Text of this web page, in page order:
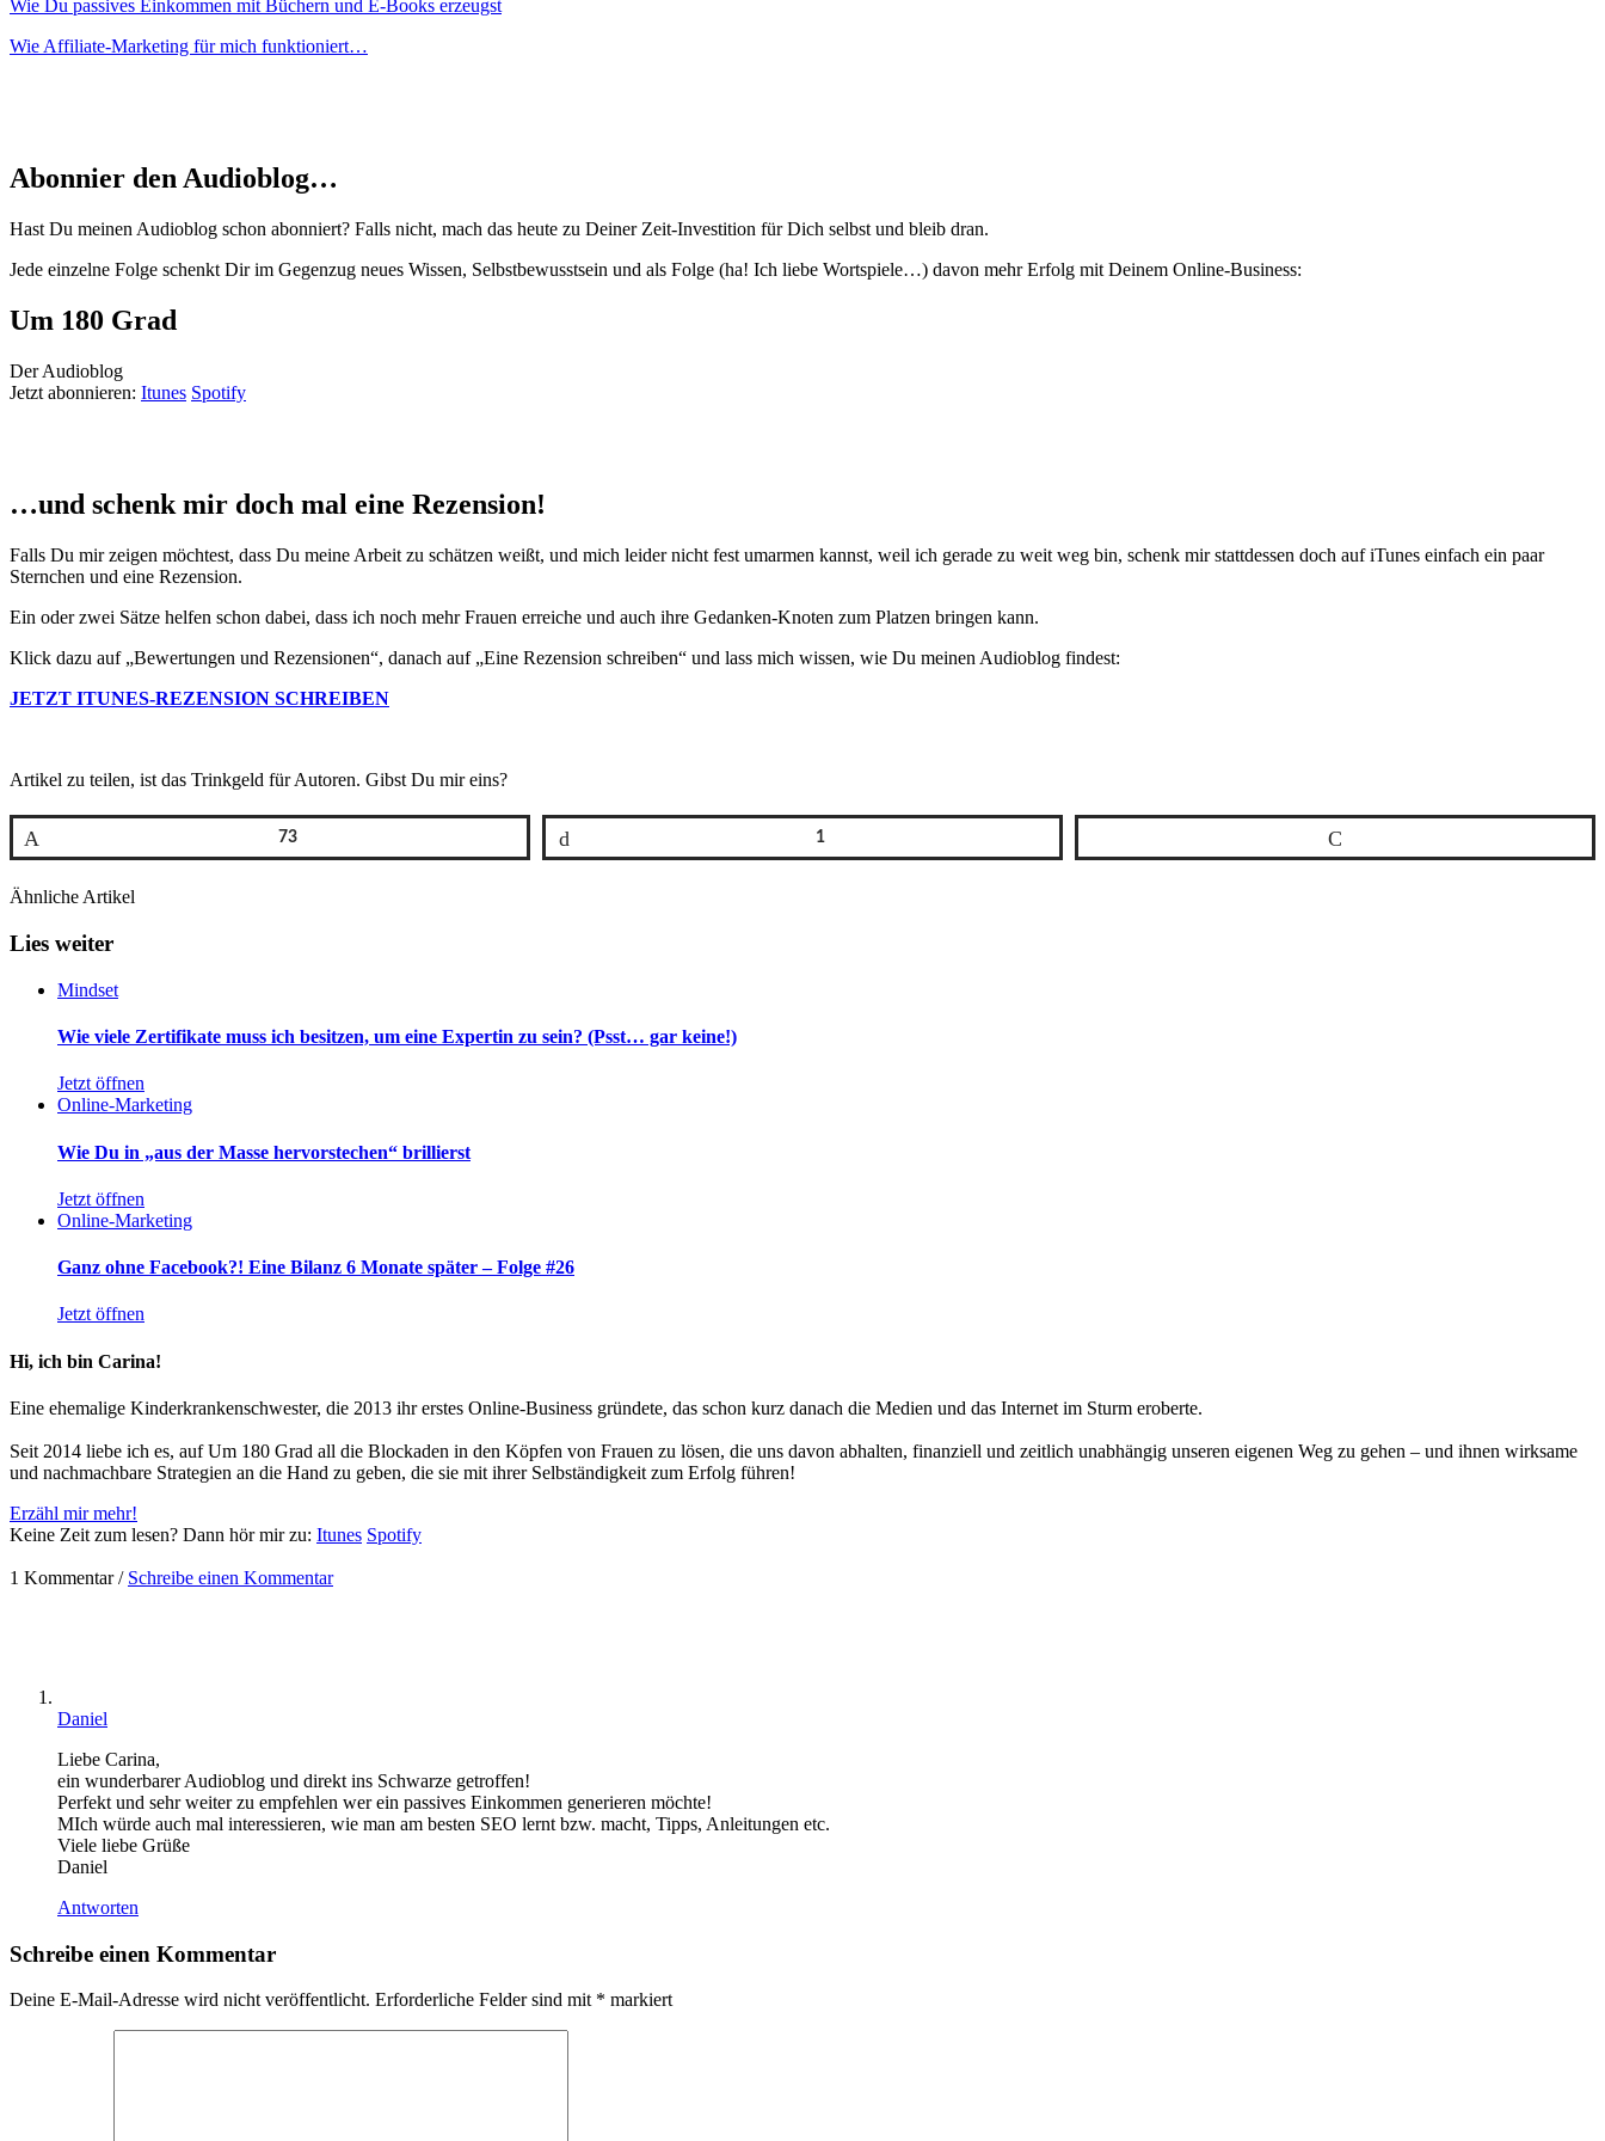
Wie Du passives Einkommen mit Büchern und E-Books erzeugst
Wie Affiliate-Marketing für mich funktioniert…
Abonnier den Audioblog…
Hast Du meinen Audioblog schon abonniert? Falls nicht, mach das heute zu Deiner Zeit-Investition für Dich selbst und bleib dran.
Jede einzelne Folge schenkt Dir im Gegenzug neues Wissen, Selbstbewusstsein und als Folge (ha! Ich liebe Wortspiele…) davon mehr Erfolg mit Deinem Online-Business:
Um 180 Grad
Der Audioblog
Jetzt abonnieren: Itunes Spotify
…und schenk mir doch mal eine Rezension!
Falls Du mir zeigen möchtest, dass Du meine Arbeit zu schätzen weißt, und mich leider nicht fest umarmen kannst, weil ich gerade zu weit weg bin, schenk mir stattdessen doch auf iTunes einfach ein paar
Sternchen und eine Rezension.
Ein oder zwei Sätze helfen schon dabei, dass ich noch mehr Frauen erreiche und auch ihre Gedanken-Knoten zum Platzen bringen kann.
Klick dazu auf „Bewertungen und Rezensionen“, danach auf „Eine Rezension schreiben“ und lass mich wissen, wie Du meinen Audioblog findest:
JETZT ITUNES-REZENSION SCHREIBEN
Artikel zu teilen, ist das Trinkgeld für Autoren. Gibst Du mir eins?
73 1
Ähnliche Artikel
Lies weiter
Mindset
Wie viele Zertifikate muss ich besitzen, um eine Expertin zu sein? (Psst… gar keine!)
Jetzt öffnen
Online-Marketing
Wie Du in „aus der Masse hervorstechen“ brillierst
Jetzt öffnen
Online-Marketing
Ganz ohne Facebook?! Eine Bilanz 6 Monate später – Folge #26
Jetzt öffnen
Hi, ich bin Carina!
Eine ehemalige Kinderkrankenschwester, die 2013 ihr erstes Online-Business gründete, das schon kurz danach die Medien und das Internet im Sturm eroberte.
Seit 2014 liebe ich es, auf Um 180 Grad all die Blockaden in den Köpfen von Frauen zu lösen, die uns davon abhalten, finanziell und zeitlich unabhängig unseren eigenen Weg zu gehen – und ihnen wirksame
und nachmachbare Strategien an die Hand zu geben, die sie mit ihrer Selbständigkeit zum Erfolg führen!
Erzähl mir mehr!
Keine Zeit zum lesen? Dann hör mir zu: Itunes Spotify
1 Kommentar / Schreibe einen Kommentar
Daniel
Liebe Carina,
ein wunderbarer Audioblog und direkt ins Schwarze getroffen!
Perfekt und sehr weiter zu empfehlen wer ein passives Einkommen generieren möchte!
MIch würde auch mal interessieren, wie man am besten SEO lernt bzw. macht, Tipps, Anleitungen etc.
Viele liebe Grüße
Daniel
Antworten
Schreibe einen Kommentar
Deine E-Mail-Adresse wird nicht veröffentlicht. Erforderliche Felder sind mit * markiert